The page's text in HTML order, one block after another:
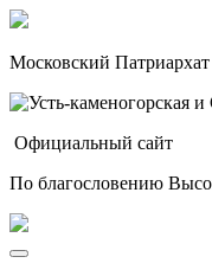
Московский Патриархат
Официальный сайт
По благословению